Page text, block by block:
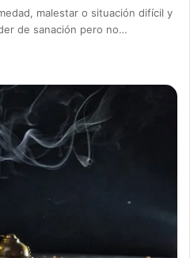
malestar o situación difícil y
de sanación pero no…